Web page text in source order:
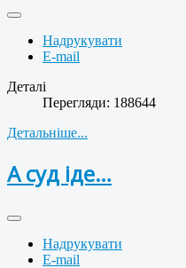
Надрукувати
E-mail
Деталі
Перегляди: 188644
Детальніше...
А суд іде…
Надрукувати
E-mail